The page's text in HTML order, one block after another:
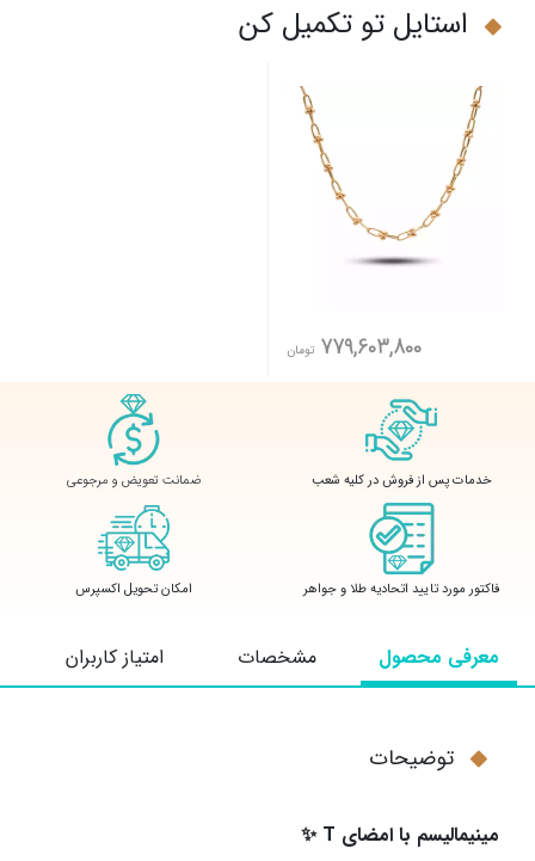
استایل تو تکمیل کن
779,603,800 تومان
خدمات پس از فروش در کلیه شعب ضمانت تعویض و مرجوعی
فاکتور مورد تایید اتحادیه طلا و جواهر امکان تحویل اکسپرس
معرفی محصول مشخصات امتیاز کاربران
توضیحات
مینیمالیسم با امضای ✨